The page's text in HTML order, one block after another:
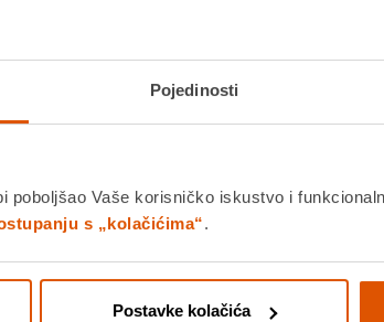
Pojedinosti
poboljšao Vaše korisničko iskustvo i
s „kolačićima“.
Postavke kolačića
Povucite preko slike za zoom
Detalji proizvoda Ocjene